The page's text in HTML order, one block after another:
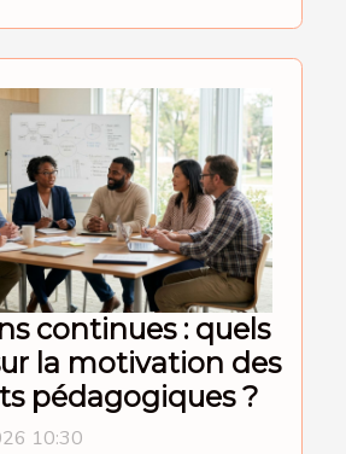
continues : quels
la motivation des
pédagogiques ?
10:30